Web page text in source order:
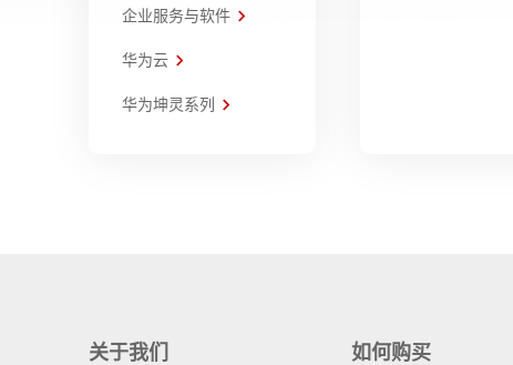
企业服务与软件
华为云
华为坤灵系列
关于我们 如何购买